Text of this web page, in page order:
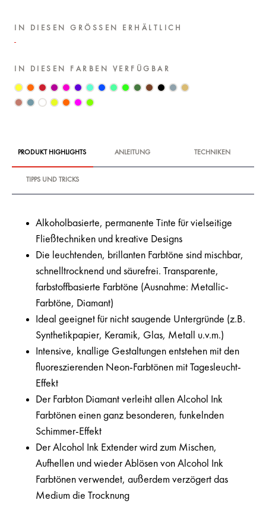
IN DIESEN GRÖSSEN ERHÄLTLICH
IN DIESEN FARBEN VERFÜGBAR
PRODUKT HIGHLIGHTS ANLEITUNG TECHNIKEN
TIPPS UND TRICKS
Alkoholbasierte, permanente Tinte für vielseitige
Fließtechniken und kreative Designs
Die leuchtenden, brillanten Farbtöne sind mischbar,
schnelltrocknend und säurefrei. Transparente,
farbstoffbasierte Farbtöne (Ausnahme: Metallic-
Farbtöne, Diamant)
Ideal geeignet für nicht saugende Untergründe (z.B.
Synthetikpapier, Keramik, Glas, Metall u.v.m.)
Intensive, knallige Gestaltungen entstehen mit den
fluoreszierenden Neon-Farbtönen mit Tagesleucht-
Effekt
Der Farbton Diamant verleiht allen Alcohol Ink
Farbtönen einen ganz besonderen, funkelnden
Schimmer-Effekt
Der Alcohol Ink Extender wird zum Mischen,
Aufhellen und wieder Ablösen von Alcohol Ink
Farbtönen verwendet, außerdem verzögert das
Medium die Trocknung